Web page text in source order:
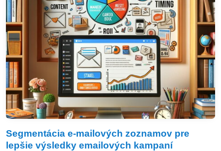
Segmentácia e-mailových zoznamov pre
lepšie výsledky emailových kampaní